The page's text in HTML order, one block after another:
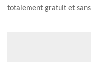
totalement gratuit et